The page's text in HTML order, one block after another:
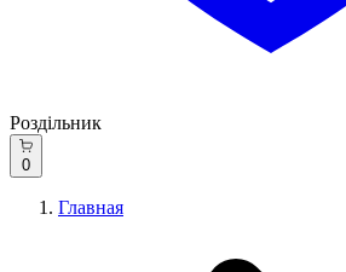
Роздільник
0
Главная